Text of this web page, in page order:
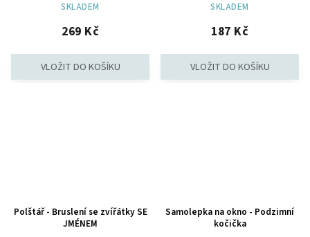
SKLADEM
269 Kč
SKLADEM
187 Kč
Polštář - Bruslení se zvířátky SE
JMÉNEM
Samolepka na okno - Podzimní
kočička